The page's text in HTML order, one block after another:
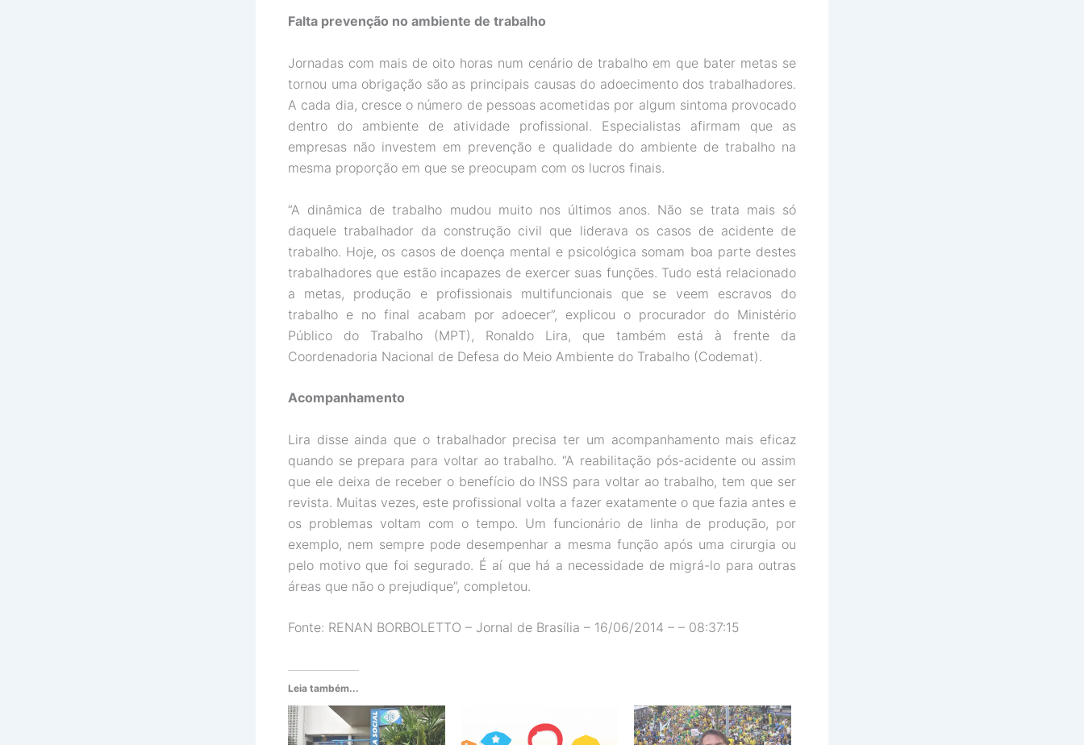
Falta prevenção no ambiente de trabalho
Jornadas com mais de oito horas num cenário de trabalho em que bater metas se
tornou uma obrigação são as principais causas do adoecimento dos trabalhadores.
A cada dia, cresce o número de pessoas acometidas por algum sintoma provocado
dentro do ambiente de atividade profissional. Especialistas afirmam que as
empresas não investem em prevenção e qualidade do ambiente de trabalho na
mesma proporção em que se preocupam com os lucros finais.
“A dinâmica de trabalho mudou muito nos últimos anos. Não se trata mais só
daquele trabalhador da construção civil que liderava os casos de acidente de
trabalho. Hoje, os casos de doença mental e psicológica somam boa parte destes
trabalhadores que estão incapazes de exercer suas funções. Tudo está relacionado
a metas, produção e profissionais multifuncionais que se veem escravos do
trabalho e no final acabam por adoecer”, explicou o procurador do Ministério
Público do Trabalho (MPT), Ronaldo Lira, que também está à frente da
Coordenadoria Nacional de Defesa do Meio Ambiente do Trabalho (Codemat).
Acompanhamento
Lira disse ainda que o trabalhador precisa ter um acompanhamento mais eficaz
quando se prepara para voltar ao trabalho. “A reabilitação pós-acidente ou assim
que ele deixa de receber o benefício do INSS para voltar ao trabalho, tem que ser
revista. Muitas vezes, este profissional volta a fazer exatamente o que fazia antes e
os problemas voltam com o tempo. Um funcionário de linha de produção, por
exemplo, nem sempre pode desempenhar a mesma função após uma cirurgia ou
pelo motivo que foi segurado. É aí que há a necessidade de migrá-lo para outras
áreas que não o prejudique”, completou.
Fonte: RENAN BORBOLETTO – Jornal de Brasília – 16/06/2014 – – 08:37:15
Leia também...